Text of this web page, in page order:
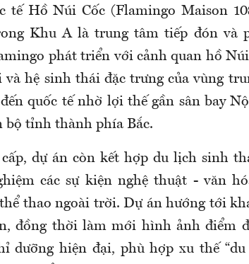
tế Hồ Núi Cốc (Flamingo Maison
Khu A là trung tâm tiếp đón và
phát triển với cảnh quan hồ
hệ sinh thái đặc trưng của vùng
quốc tế nhờ lợi thế gần sân bay
bộ tỉnh thành phía Bắc.
dự án còn kết hợp du lịch sinh
các sự kiện nghệ thuật - văn
thao ngoài trời. Dự án hướng tới
đồng thời làm mới hình ảnh điểm
dưỡng hiện đại, phù hợp xu thế